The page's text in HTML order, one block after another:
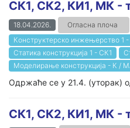
СК1, СК2, КИ1, МК -
18.04.2026. Огласна плоча
Конструктерско инжењерство 1
Статика конструкција 1 - СК1
Моделирање конструкција - К /
Одржаће се у 21.4. (уторак)
СК1, СК2, КИ1, МК -